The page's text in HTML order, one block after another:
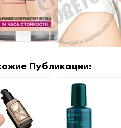
Публикации: